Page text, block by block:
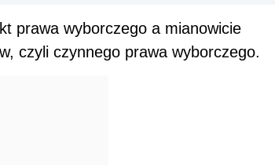
prawa wyborczego a mianowicie
czyli czynnego prawa wyborczego.